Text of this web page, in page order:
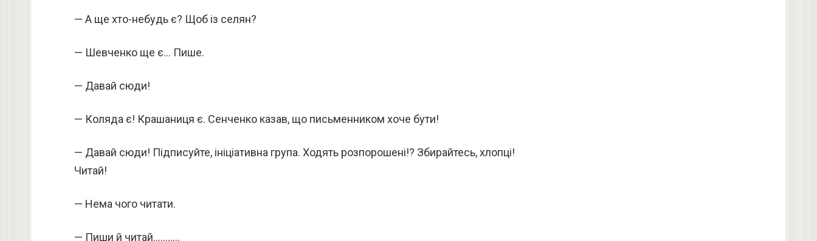
— А ще хто-небудь є? Щоб із селян?
— Шевченко ще є… Пише.
— Давай сюди!
— Коляда є! Крашаниця є. Сенченко казав, що письменником хоче бути!
— Давай сюди! Підписуйте, ініціативна група. Ходять розпорошені!? Збирайтесь, хлопці!
Читай!
— Нема чого читати.
— Пиши й читай………..